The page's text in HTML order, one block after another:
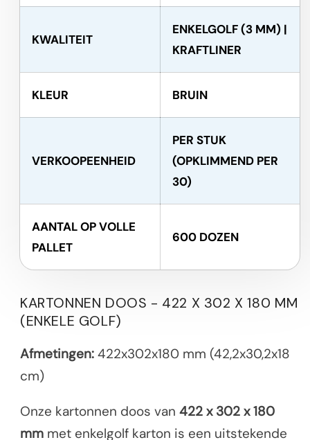
KWALITEIT
ENKELGOLF (3 MM) |
KRAFTLINER
KLEUR BRUIN
VERKOOPEENHEID
PER STUK
(OPKLIMMEND PER
30)
AANTAL OP VOLLE
PALLET
600 DOZEN
KARTONNEN DOOS - 422 X 302 X 180 MM
(ENKELE GOLF)
Afmetingen: 422x302x180 mm (42,2x30,2x18
cm)
Onze kartonnen doos van 422 x 302 x 180
mm met enkelgolf karton is een uitstekende